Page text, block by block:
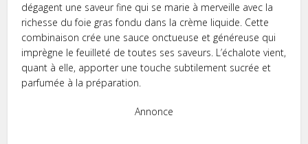
dégagent une saveur fine qui se marie à merveille avec la
richesse du foie gras fondu dans la crème liquide. Cette
combinaison crée une sauce onctueuse et généreuse qui
imprègne le feuilleté de toutes ses saveurs. L’échalote vient,
quant à elle, apporter une touche subtilement sucrée et
parfumée à la préparation.
Annonce